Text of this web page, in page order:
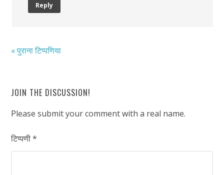
Reply
« पुराना टिप्पणिया
JOIN THE DISCUSSION!
Please submit your comment with a real name.
टिप्पणी*